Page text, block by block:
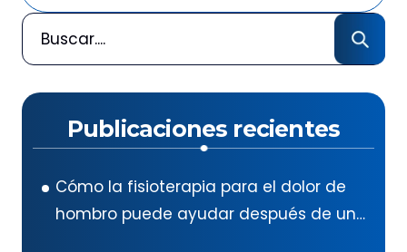
Publicaciones recientes
Cómo la fisioterapia para el dolor de
hombro puede ayudar después de un